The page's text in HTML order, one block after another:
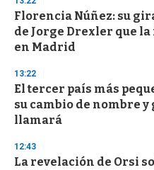
3
s
e
c
o
d
s
Florencia Núñez: su
de Jorge Drexler que
en Madrid
13:22
El tercer país más
su cambio de nombre
llamará
12:43
La revelación de Orsi